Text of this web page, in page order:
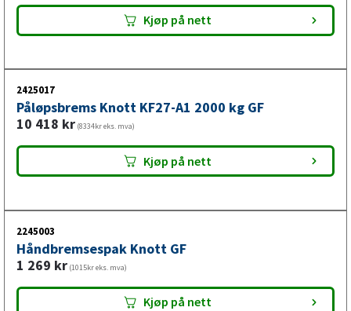
Kjøp på nett
2425017
Påløpsbrems Knott KF27-A1 2000 kg GF
10 418 kr (8334kr eks. mva)
Kjøp på nett
2245003
Håndbremsespak Knott GF
1 269 kr (1015kr eks. mva)
Kjøp på nett